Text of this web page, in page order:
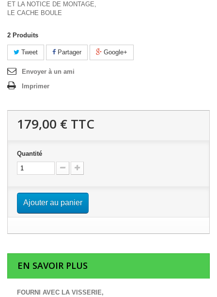
ET LA NOTICE DE MONTAGE,
LE CACHE BOULE
2 Produits
Tweet Partager Google+
Envoyer à un ami
Imprimer
179,00 € TTC
Quantité
Ajouter au panier
EN SAVOIR PLUS
FOURNI AVEC LA VISSERIE,